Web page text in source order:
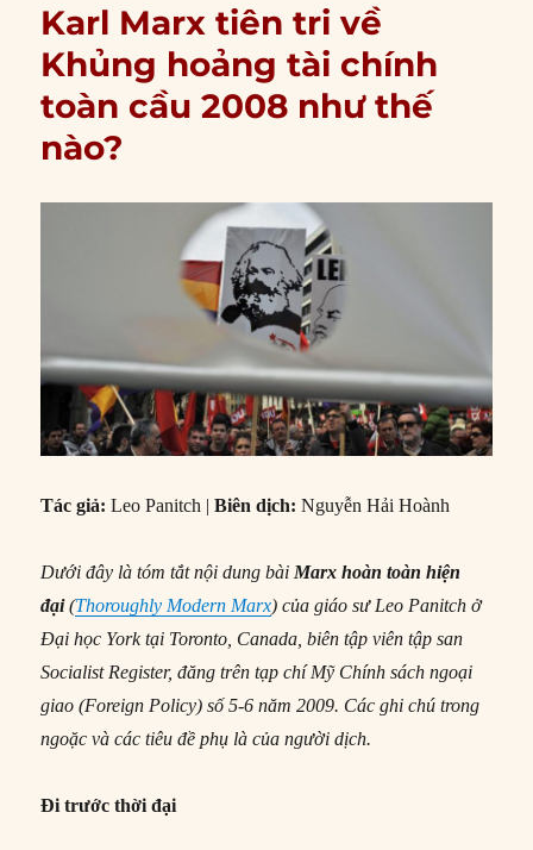
Karl Marx tiên tri về
Khủng hoảng tài chính
toàn cầu 2008 như thế
nào?
Tác giả: Leo Panitch |Biên dịch: Nguyễn Hải Hoành
Dưới đây là tóm tắt nội dung bài Marx hoàn toàn hiện
đại(Thoroughly Modern Marx) của giáo sư Leo Panitch ở
Đại học York tại Toronto, Canada, biên tập viên tập san
Socialist Register, đăng trên tạp chí Mỹ Chính sách ngoại
giao (Foreign Policy) số 5-6 năm 2009. Các ghi chú trong
ngoặc và các tiêu đề phụ là của người dịch.
Đi trước thời đại